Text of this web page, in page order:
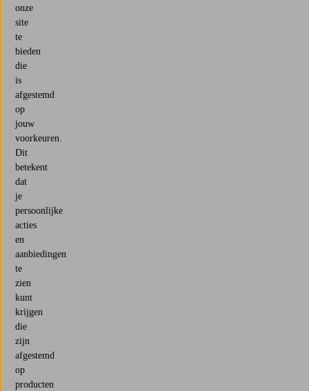
onze
site
te
bieden
die
is
afgestemd
op
jouw
voorkeuren.
Dit
betekent
dat
je
persoonlijke
acties
en
aanbiedingen
te
zien
kunt
krijgen
die
zijn
afgestemd
op
producten